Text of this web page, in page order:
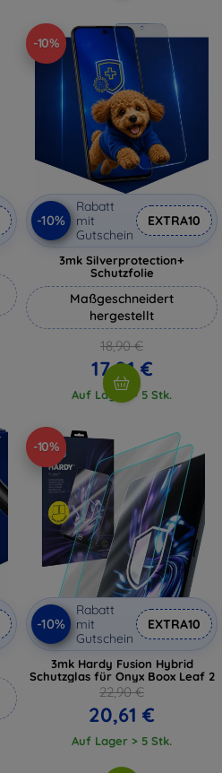
-10%
-10%
Rabatt
mit
Gutschein
EXTRA10
3mk Silverprotection+
Schutzfolie
Maßgeschneidert
hergestellt
18,90 €
17,01 €
Auf Lager > 5 Stk.
-10%
-10%
Rabatt
mit
Gutschein
EXTRA10
3mk Hardy Fusion Hybrid
Schutzglas für Onyx Boox Leaf 2
22,90 €
20,61 €
Auf Lager > 5 Stk.